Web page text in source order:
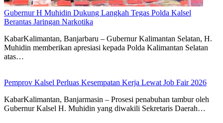
Gubernur H Muhidin Dukung Langkah Tegas Polda Kalsel
Berantas Jaringan Narkotika
KabarKalimantan, Banjarbaru – Gubernur Kalimantan Selatan, H.
Muhidin memberikan apresiasi kepada Polda Kalimantan Selatan
atas…
Pemprov Kalsel Perluas Kesempatan Kerja Lewat Job Fair 2026
KabarKalimantan, Banjarmasin – Prosesi penabuhan tambur oleh
Gubernur Kalsel H. Muhidin yang diwakili Sekretaris Daerah…